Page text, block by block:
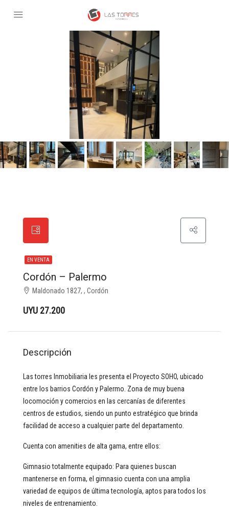
EN VENTA
Cordón – Palermo
Maldonado 1827, , Cordón
UYU 27.200
Descripción
Las torres Inmobiliaria les presenta el Proyecto SOHO, ubicado
entre los barrios Cordón y Palermo. Zona de muy buena
locomoción y comercios en las cercanías de diferentes
centros de estudios, siendo un punto estratégico que brinda
facilidad de acceso a cualquier parte del departamento.
Cuenta con amenities de alta gama, entre ellos:
Gimnasio totalmente equipado: Para quienes buscan
mantenerse en forma, el gimnasio cuenta con una amplia
variedad de equipos de última tecnología, aptos para todos los
niveles de entrenamiento.